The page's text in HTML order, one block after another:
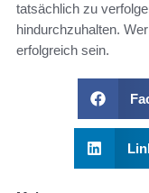
tatsächlich zu
hindurchzuhalten.
erfolgreich sein.